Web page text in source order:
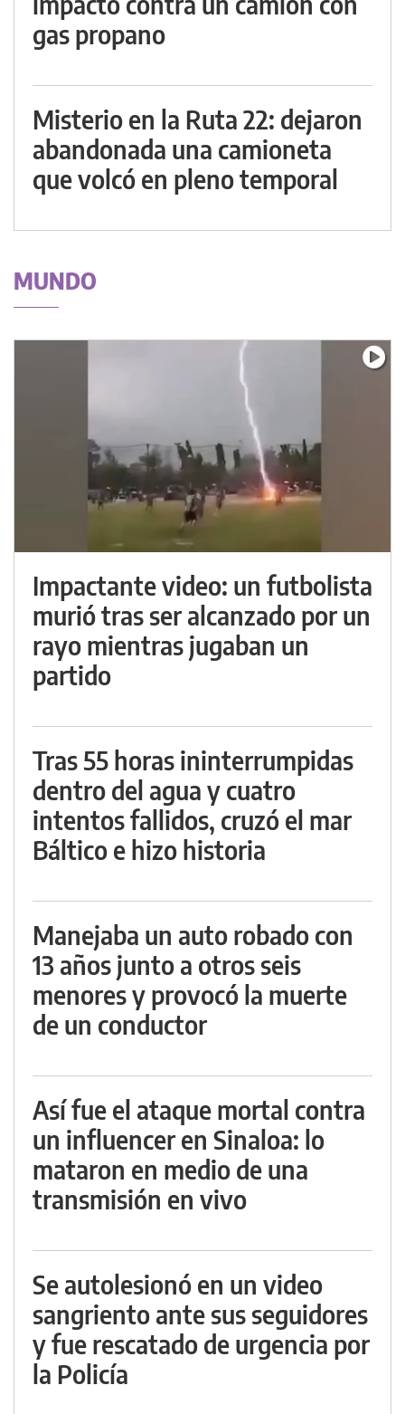
gas propano
Misterio en la Ruta 22: dejaron
abandonada una camioneta
que volcó en pleno temporal
MUNDO
Impactante video: un futbolista
murió tras ser alcanzado por un
rayo mientras jugaban un
partido
Tras 55 horas ininterrumpidas
dentro del agua y cuatro
intentos fallidos, cruzó el mar
Báltico e hizo historia
Manejaba un auto robado con
13 años junto a otros seis
menores y provocó la muerte
de un conductor
Así fue el ataque mortal contra
un influencer en Sinaloa: lo
mataron en medio de una
transmisión en vivo
Se autolesionó en un video
sangriento ante sus seguidores
y fue rescatado de urgencia por
la Policía